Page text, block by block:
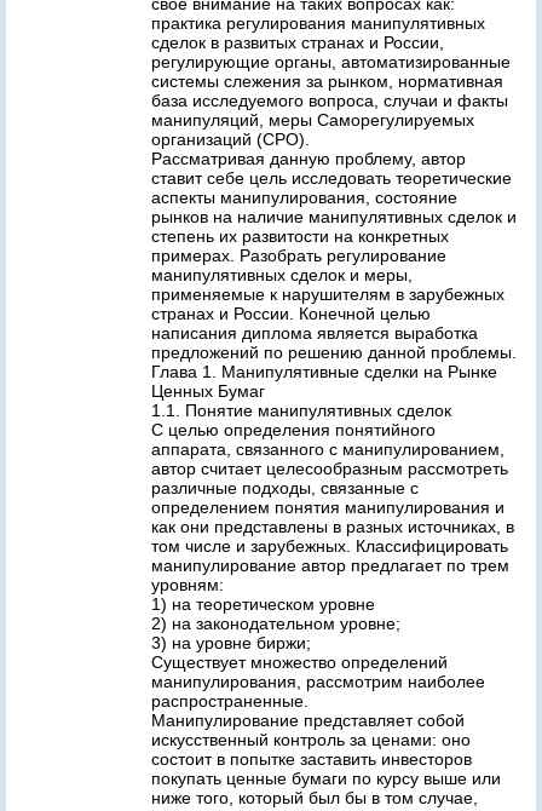
практика регулирования манипулятивных
сделок в развитых странах и России,
регулирующие органы, автоматизированные
системы слежения за рынком, нормативная
база исследуемого вопроса, случаи и факты
манипуляций, меры Саморегулируемых
организаций (СРО).
Рассматривая данную проблему, автор
ставит себе цель исследовать теоретические
аспекты манипулирования, состояние
рынков на наличие манипулятивных сделок и
степень их развитости на конкретных
примерах. Разобрать регулирование
манипулятивных сделок и меры,
применяемые к нарушителям в зарубежных
странах и России. Конечной целью
написания диплома является выработка
предложений по решению данной проблемы.
Глава 1. Манипулятивные сделки на Рынке
Ценных Бумаг
1.1. Понятие манипулятивных сделок
С целью определения понятийного
аппарата, связанного с манипулированием,
автор считает целесообразным рассмотреть
различные подходы, связанные с
определением понятия манипулирования и
как они представлены в разных источниках, в
том числе и зарубежных. Классифицировать
манипулирование автор предлагает по трем
уровням:
1) на теоретическом уровне
2) на законодательном уровне;
3) на уровне биржи;
Существует множество определений
манипулирования, рассмотрим наиболее
распространенные.
Манипулирование представляет собой
искусственный контроль за ценами: оно
состоит в попытке заставить инвесторов
покупать ценные бумаги по курсу выше или
ниже того, который был бы в том случае,